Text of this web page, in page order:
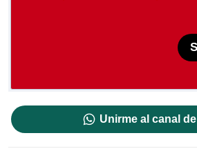
Unirme al canal